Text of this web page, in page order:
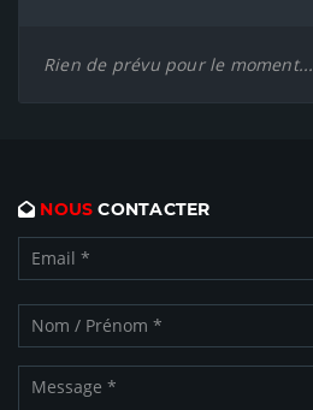
Rien de prévu pour le moment...
NOUS CONTACTER